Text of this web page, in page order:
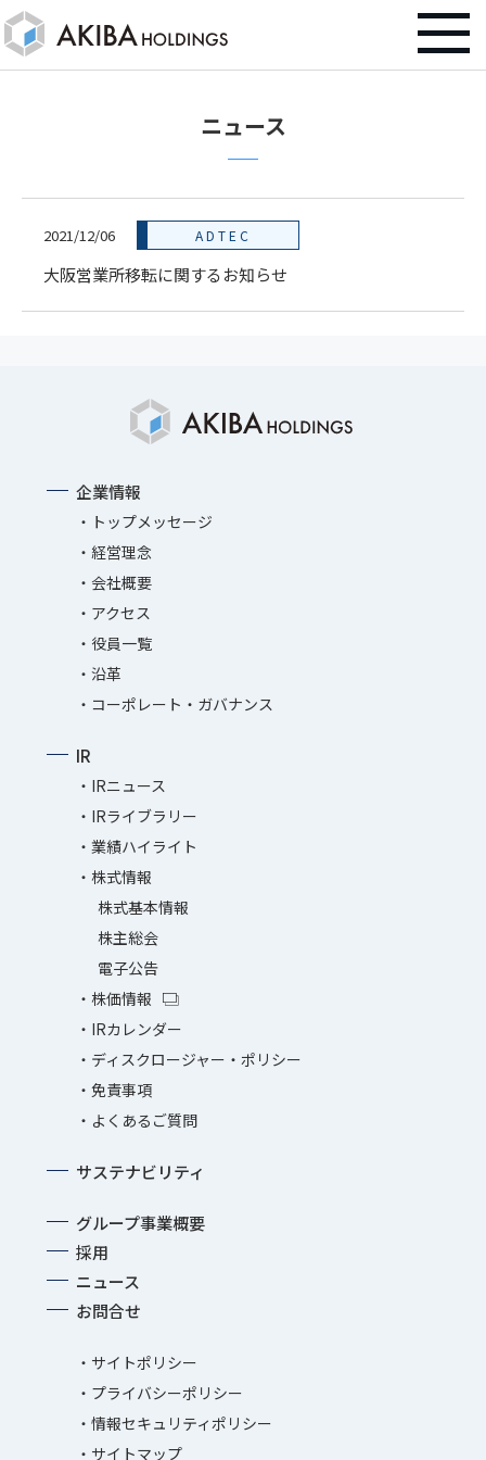
ニュース
2021/12/06 ADTEC
大阪営業所移転に関するお知らせ
企業情報
トップメッセージ
経営理念
会社概要
アクセス
役員一覧
沿革
コーポレート・ガバナンス
IR
IRニュース
IRライブラリー
業績ハイライト
株式情報
株式基本情報
株主総会
電子公告
株価情報
IRカレンダー
ディスクロージャー・ポリシー
免責事項
よくあるご質問
サステナビリティ
グループ事業概要
採用
ニュース
お問合せ
サイトポリシー
プライバシーポリシー
情報セキュリティポリシー
サイトマップ